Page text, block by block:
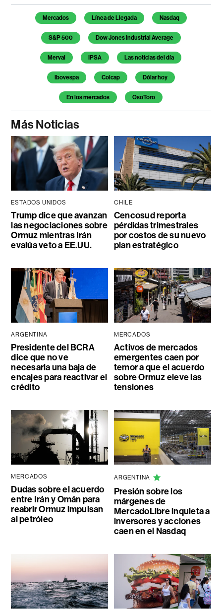
Temas de este artículo
Mercados Línea de Llegada Nasdaq
S&P 500 Dow Jones Industrial Average
Merval IPSA Las noticias del día
Ibovespa Colcap Dólar hoy
En los mercados OsoToro
Más Noticias
ESTADOS UNIDOS
Trump dice que avanzan
las negociaciones sobre
Ormuz mientras Irán
evalúa veto a EE.UU.
CHILE
Cencosud reporta
pérdidas trimestrales
por costos de su nuevo
plan estratégico
ARGENTINA
Presidente del BCRA
dice que no ve
necesaria una baja de
encajes para reactivar el
crédito
MERCADOS
Activos de mercados
emergentes caen por
temor a que el acuerdo
sobre Ormuz eleve las
tensiones
MERCADOS
Dudas sobre el acuerdo
entre Irán y Omán para
reabrir Ormuz impulsan
al petróleo
ARGENTINA
Presión sobre los
márgenes de
MercadoLibre inquieta a
inversores y acciones
caen en el Nasdaq